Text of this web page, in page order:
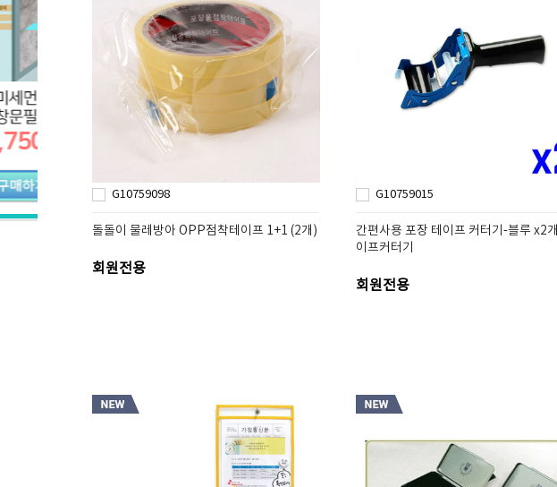
G10759098
돌돌이 물레방아 OPP점착테이프 1+1 (2개)
회원전용
G10759015
간편사용 포장 테이프 커터기-블루 x2개
이프커터기
회원전용